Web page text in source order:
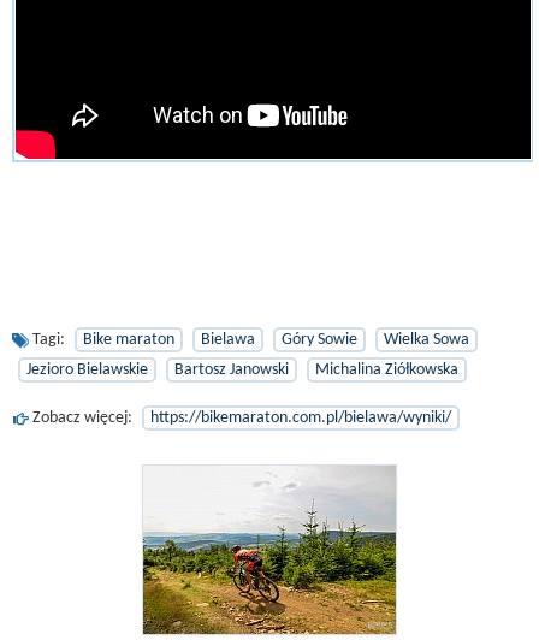
Tagi: Bike maraton Bielawa Góry Sowie
Wielka Sowa
Jezioro Bielawskie
Bartosz Janowski Michalina Ziółkowska
Zobacz więcej: https://bikemaraton.com.pl/bielawa/wyniki/